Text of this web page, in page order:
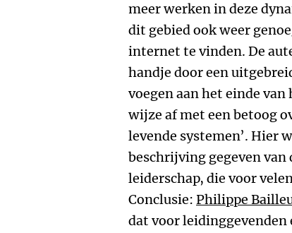
meer werken in deze
dit gebied ook weer
internet te vinden. De
handje door een
voegen aan het einde
wijze af met een betoog
levende systemen’. Hier
beschrijving gegeven
leiderschap, die voor
Conclusie: Philippe
dat voor leidinggevenden